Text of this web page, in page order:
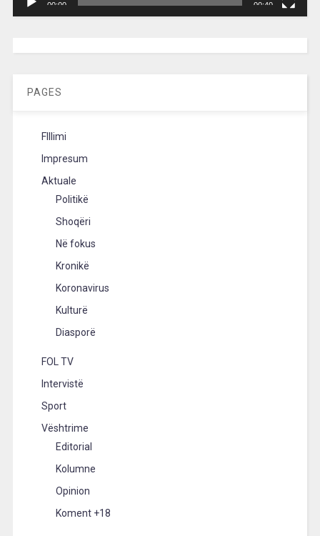
00:00 00:40
PAGES
FIllimi
Impresum
Aktuale
Politikë
Shoqëri
Në fokus
Kronikë
Koronavirus
Kulturë
Diasporë
FOL TV
Intervistë
Sport
Vështrime
Editorial
Kolumne
Opinion
Koment +18